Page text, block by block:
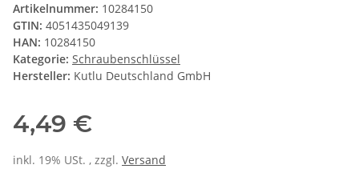
Artikelnummer: 10284150
GTIN: 4051435049139
HAN: 10284150
Kategorie: Schraubenschlüssel
Hersteller: Kutlu Deutschland GmbH
4,49 €
inkl. 19% USt. , zzgl. Versand